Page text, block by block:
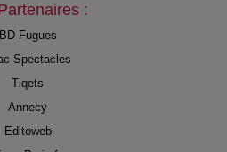
:
BD Fugues
Spectacles
Tiqets
Annecy
Editoweb